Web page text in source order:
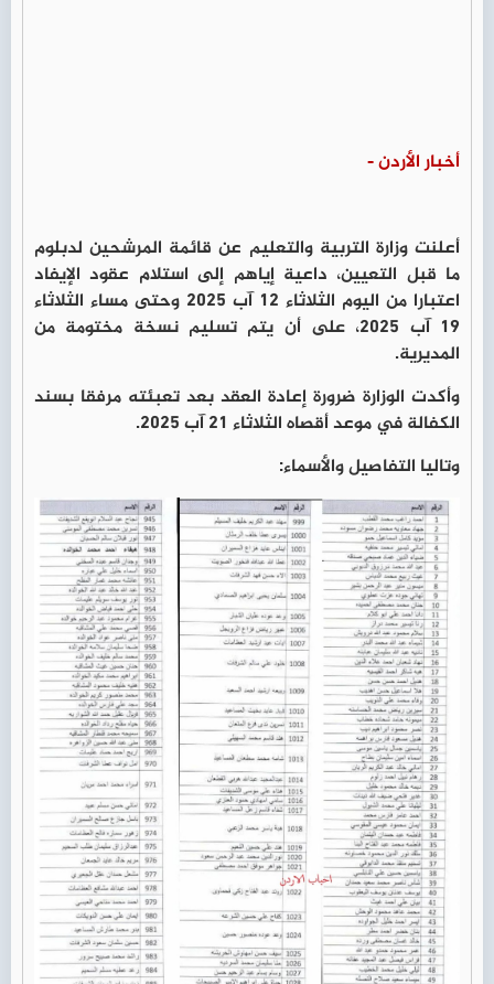
أخبار الأردن -
أعلنت وزارة التربية والتعليم عن قائمة المرشحين لدبلوم
ما قبل التعيين، داعية إياهم إلى استلام عقود الإيفاد
اعتبارا من اليوم الثلاثاء 12 آب 2025 وحتى مساء الثلاثاء
19 آب 2025، على أن يتم تسليم نسخة مختومة من
المديرية.
وأكدت الوزارة ضرورة إعادة العقد بعد تعبئته مرفقا بسند
الكفالة في موعد أقصاه الثلاثاء 21 آب 2025.
وتاليا التفاصيل والأسماء: